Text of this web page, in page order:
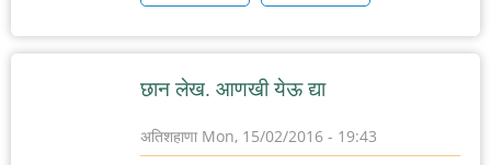
छान लेख. आणखी येऊ द्या
अतिशहाणा Mon, 15/02/2016 - 19:43